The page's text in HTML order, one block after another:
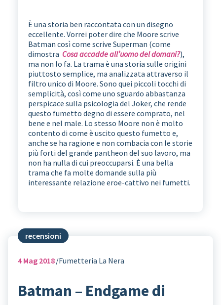
È una storia ben raccontata con un disegno
eccellente. Vorrei poter dire che Moore scrive
Batman così come scrive Superman (come
dimostra Cosa accadde all’uomo del domani?),
ma non lo fa. La trama è una storia sulle origini
piuttosto semplice, ma analizzata attraverso il
filtro unico di Moore. Sono quei piccoli tocchi di
semplicità, così come uno sguardo abbastanza
perspicace sulla psicologia del Joker, che rende
questo fumetto degno di essere comprato, nel
bene e nel male. Lo stesso Moore non è molto
contento di come è uscito questo fumetto e,
anche se ha ragione e non combacia con le storie
più forti del grande pantheon del suo lavoro, ma
non ha nulla di cui preoccuparsi. È una bella
trama che fa molte domande sulla più
interessante relazione eroe-cattivo nei fumetti.
recensioni
4Mag 2018 Fumetteria La Nera
Batman – Endgame di